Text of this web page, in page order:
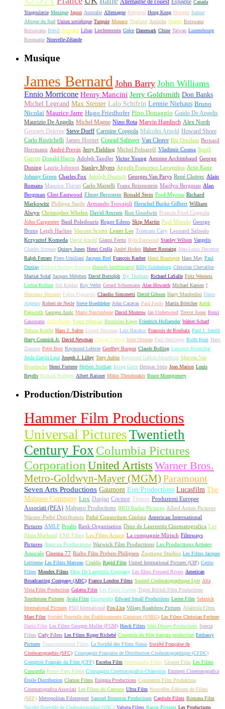
Allemagne de l'ouest Espagne Canada
Yougoslavie Mexique Japon Australie Allemagne Belgique Hong Kong Hongrie Suisse
Afrique du Sud Union soviétique Turquie Monaco Thaïland Autriche Irlande Botswana
Botsawana Brésil Portugal Liban Liechtenstein Grèce Danemark Chine Taïwan Luxembourg
Roumanie Nouvelle-Zélande
Musique
James Bernard John Barry John Williams
Ennio Morricone Henry Mancini Jerry Goldsmith Don Banks
Michel Legrand Max Steiner Lalo Schifrin Lennie Niehaus Bruno
Nicolai Maurice Jarre Hugo Friedhofer Pino Donaggio Guido De Angelis
Maurizio De Angelis Michel Magne Nino Rota Marvin Hamlisch Alex North
Georges Delerue Steve Dorff Carmine Coppola Malcolm Arnold Howard Shore
Carlo Rustichelli James Horner Conrad Salinger Van Cleave Riz Ortolani Bernard
Herrmann André Previn Jerry Fielding Michel Polnareff Vladimir Cosma Snuff
Garrett Donald Harris Adolph Tandler Victor Young Antoine Archimbaud George
Duning Laurie Johnson Stanley Myers Angelo Francesco Lavagnino Artie Kane
Johnny Green Charles Fox Adolph Deutsch Georges Van Parys René Cloërec Alain
Romans Maurice Thiriet Carlo Martelli Franz Reizenstein Marilyn Bergman Alan
Bergman Clint Eastwood Elmer Bernstein Ronald Stein Fred Myrow Richard
Markowitz Philippe Sarde Armando Trovajoli Herschel Burke Gilbert William
Alwyn Christopher Whelen David Amram Ron Goodwin
Francis Ford Coppola
John Carpenter Basil Poledouris Roger Edens Skip Martin Paul Misraki George
Bruns Leigh Harline Vincent Scotto Lester Lee Tristram Cary Leonard Salzedo
Krzysztof Komeda David Arnold Gianni Ferrio Kyle Eastwood Stanley Wilson Vangelis
Charles Strouse Quincy Jones Henri Crolla André Hodeir Hubert Rostaing Jean-Louis Ducarme
Ralph Ferraro Piero Umiliani Jacques Brel François Rauber Henri Bourtayre Hans May Paul
Dunlap Richard Rodney Bennett Daniele Amfitheatrof Billy Goldenberg Christian Chevallier
Martial Solal Jacques Métehen David Buttolph 'By' Dunham Richard LaSalle Fritz Wenneis
Lothar Brühne Sol Kaplan Roy Webb Gerard Schurmann Alan Howarth Michael Kamen f
Massimo Morante Fabio Pignatelli Claudio Simonetti David Gibson Harry Manfredini Dario
Argento Robert de Nesle Steve Boeddeker John Cacavas Paul Ferris Martin Böttcher Keith
Papworth Georges Auric Mario Nascimbene David Munrow Ian Underwood Trevor Jones Remi
Gassmann Artie Butler Franz Waxman Bronislau Kaper Friedrich Hollaender Walter Scharf
Nelson Riddle Hans J. Salter Lionel Newman Luis Bacalov François de Roubaix Paul J. Smith
Harry Connick Jr. David Newman George Fenton John Ottman Paul Haslinger Rolfe Kent Hans
Zimmer Peter Best Raymond Lefevre Geoffrey Burgon Claude Bolling Laurence Rosenthal
Jesús García Leoz Joseph J. Lilley Tony Aubin Raymond Gallois-Montbrun Marceau Van
Hoorebecke Henri Forterre Herbert Stothart Irving Gertz Herman Stein Jean Marion Louis
Beydts Richard Rodgers Albert Raisner Mikis Theodorakis Bruce Montgomery
Production/Distribution
Hammer Film Productions
Universal PicturesTwentieth
Century Fox Columbia Pictures
Corporation United Artists Warner Bros.
Metro-Goldwyn-Mayer (MGM) Paramount
Seven Arts Productions Gaumont Eon Productions Lucasfilm The
Malpaso Company Lux Danjaq Cocinor Titanus Produzioni Europee
Associati (PEA) Malpaso Productions RKO Radio Pictures Allied Artists Pictures
Warner-Pathé Distributors Pathé Consortium Cinéma American International
Pictures AMLF Prodis Rank Organisation Dino de Laurentiis Cinematografica Les
films Marbeuf EMI Films Les Films Ariane La compagnie Mirisch Filmways
Pictures Amicus Productions Warwick Film Productions Les Productions Artistes
Associés Cinema 77 Rialto Film Preben-Philipsen Zoetrope Studios Les Films Jacques
Leitienne Les Films Marceau Cinédis Rapid Film United International Pictures (UIP) Cerito
Films Mondex Films Dino De Laurentiis Company Les films Fernand Rivers American
Broadcasting Company (ABC) Franco London Films Societé Cinématographique Lyre Alta
Vista Film Production Galatea Film Les Films Corona Tigon British Film Productions
Touchstone Pictures Avala Film Europrodis Edward Small Productions Leone Film Selznick
International Pictures PSO International Fox-Lira Village Roadshow Pictures Atlántida Films
Mars Film Société Nouvelle des Établissements Gaumont (SNEG) Les Films Christian Fechner
Dania Film Les Films Georges Muller (FGM) Hawk Films Walt Disney Productions Specta
Films Cady Films Les Films Roger Richebé Comptoir du film français production Embassy
Pictures Transcontinental Films La Société des Films Sirius Société Française de
Cinématographie (SFC) Compagnie Française de Distribution Cinématographique (CFDC)
Comptoir Français du Film (CFF) Excelsa Film Intermondia Films Glomer Film Les Films
Concordia Rome Paris Films Compagnia Cinematografica Champion Emmepi Cinematografica
Étoile Distribution Clarion Films Enigma Productions Constantin Film Produktion
Cinematografica Associati Les Films du Carrosse Ultra Film Nouvelles Éditions de Films
(NEF) Metropolitan Filmexport Samuel Bronston Productions Capitole Films Romana Film
Société Nouvelle de Cinématographie (SNC) Valoria Films Rastar Pictures Les Productions